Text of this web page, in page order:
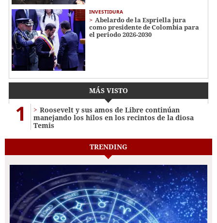
INVESTIDURA
Abelardo de la Espriella jura
como presidente de Colombia para
el periodo 2026-2030
MÁS VISTO
1
Roosevelt y sus amos de Libre continúan
manejando los hilos en los recintos de la diosa
Temis
TRENDING